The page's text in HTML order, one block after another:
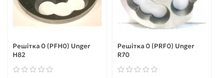
Решітка 0 (PFH0) Unger
H82
Решітка 0 (PRF0) Unger
R70